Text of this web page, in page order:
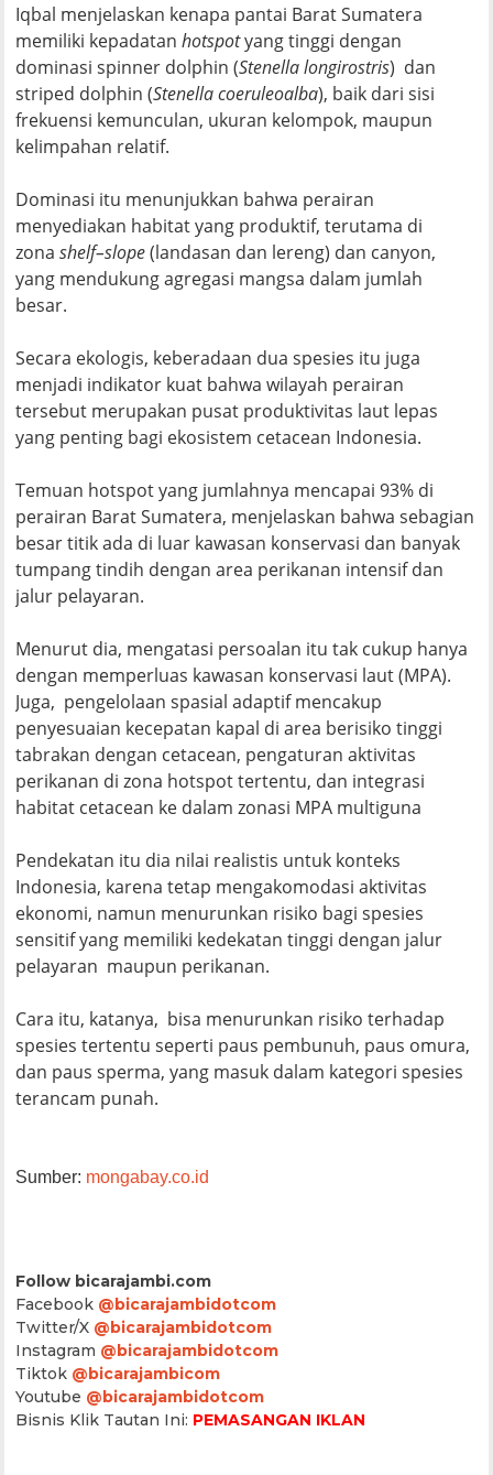
Iqbal menjelaskan kenapa pantai Barat Sumatera
memiliki kepadatanhotspotyang tinggi dengan
dominasi spinner dolphin (Stenella longirostris) dan
striped dolphin (Stenella coeruleoalba), baik dari sisi
frekuensi kemunculan, ukuran kelompok, maupun
kelimpahan relatif.
Dominasi itu menunjukkan bahwa perairan
menyediakan habitat yang produktif, terutama di
zonashelf–slope(landasan dan lereng) dan canyon,
yang mendukung agregasi mangsa dalam jumlah
besar.
Secara ekologis, keberadaan dua spesies itu juga
menjadi indikator kuat bahwa wilayah perairan
tersebut merupakan pusat produktivitas laut lepas
yang penting bagi ekosistem cetacean Indonesia.
Temuan hotspot yang jumlahnya mencapai 93% di
perairan Barat Sumatera, menjelaskan bahwa sebagian
besar titik ada di luar kawasan konservasi dan banyak
tumpang tindih dengan area perikanan intensif dan
jalur pelayaran.
Menurut dia, mengatasi persoalan itu tak cukup hanya
dengan memperluas kawasan konservasi laut (MPA).
Juga, pengelolaan spasial adaptif mencakup
penyesuaian kecepatan kapal di area berisiko tinggi
tabrakan dengan cetacean, pengaturan aktivitas
perikanan di zona hotspot tertentu, dan integrasi
habitat cetacean ke dalam zonasi MPA multiguna
Pendekatan itu dia nilai realistis untuk konteks
Indonesia, karena tetap mengakomodasi aktivitas
ekonomi, namun menurunkan risiko bagi spesies
sensitif yang memiliki kedekatan tinggi dengan jalur
pelayaran maupun perikanan.
Cara itu, katanya, bisa menurunkan risiko terhadap
spesies tertentu seperti paus pembunuh, paus omura,
dan paus sperma, yang masuk dalam kategori spesies
terancam punah.
Sumber: mongabay.co.id
Follow bicarajambi.com
Facebook @bicarajambidotcom
Twitter/X @bicarajambidotcom
Instagram @bicarajambidotcom
Tiktok @bicarajambicom
Youtube @bicarajambidotcom
Bisnis Klik Tautan Ini: PEMASANGAN IKLAN